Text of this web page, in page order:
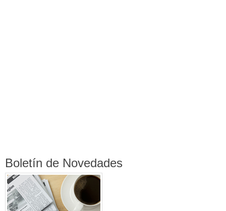
Boletín de Novedades